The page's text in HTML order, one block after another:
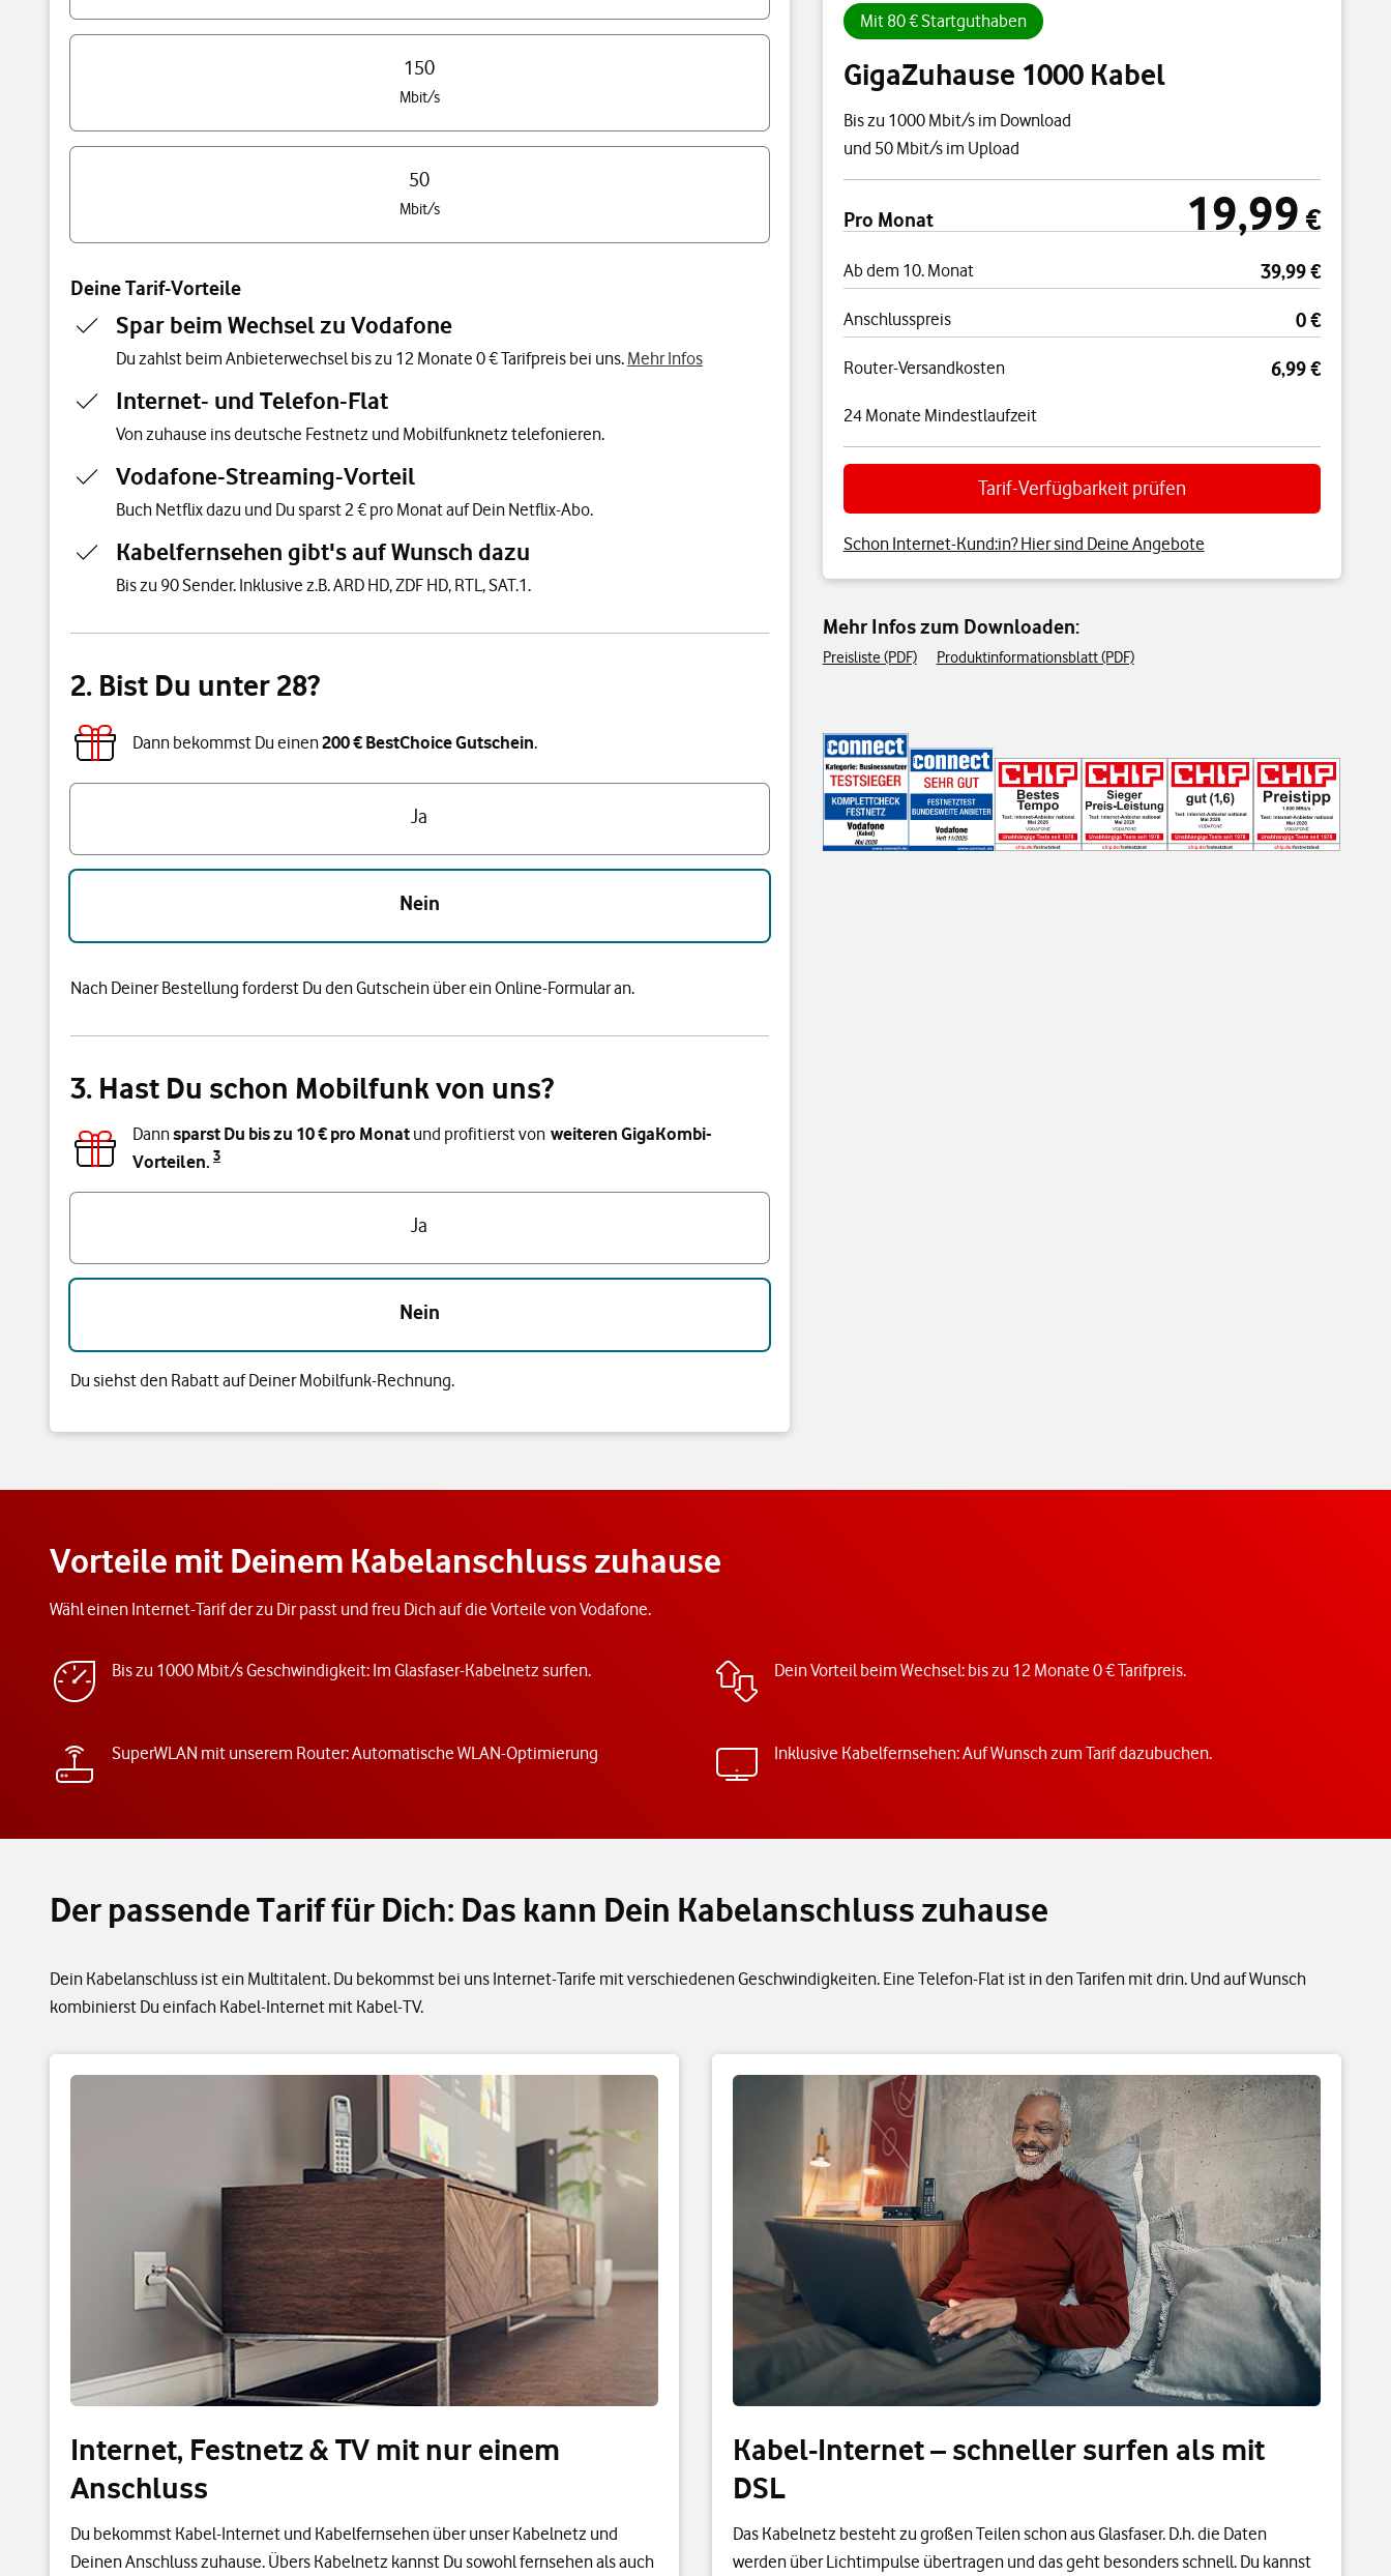
150
Mbit/s
50
Mbit/s
Deine Tarif-Vorteile
Spar beim Wechsel zu Vodafone
Du zahlst beim Anbieterwechsel bis zu 12 Monate 0 € Tarifpreis bei uns. Mehr Infos
Internet- und Telefon-Flat
Von zuhause ins deutsche Festnetz und Mobilfunknetz telefonieren.
Vodafone-Streaming-Vorteil
Buch Netflix dazu und Du sparst 2 € pro Monat auf Dein Netflix-Abo.
Kabelfernsehen gibt's auf Wunsch dazu
Bis zu 90 Sender. Inklusive z.B. ARD HD, ZDF HD, RTL, SAT.1.
2. Bist Du unter 28?
Dann bekommst Du einen200 € BestChoice Gutschein.
Ja
Nein
Nach Deiner Bestellung forderst Du den Gutschein über ein Online-Formular an.
3. Hast Du schon Mobilfunk von uns?
Dannsparst Du bis zu 10€ pro Monat und profitierst von weiteren GigaKombi-
Vorteilen. 3
Ja
Nein
Du siehst den Rabatt auf Deiner Mobilfunk-Rechnung.
Mit 80 € Startguthaben
GigaZuhause 1000 Kabel
Bis zu 1000 Mbit/s im Download
und 50 Mbit/s im Upload
Preisübersicht
Pro Monat 19,99 €
19,99 €
Ab dem 10. Monat 39,99 €
Anschlusspreis 0 €
Router-Versandkosten 6,99 €
24 Monate Mindestlaufzeit
Tarif-Verfügbarkeit prüfen
Schon Internet-Kund:in? Hier sind Deine Angebote
Mehr Infos zum Downloaden:
Preisliste (PDF) Produktinformationsblatt (PDF)
Vorteile mit Deinem Kabelanschluss zuhause
Wähl einen Internet-Tarif der zu Dir passt und freu Dich auf die Vorteile von Vodafone.
Bis zu 1000 Mbit/s Geschwindigkeit: Im Glasfaser-Kabelnetz surfen. Dein Vorteil beim Wechsel: bis zu 12 Monate 0 € Tarifpreis.
SuperWLAN mit unserem Router: Automatische WLAN-Optimierung Inklusive Kabelfernsehen: Auf Wunsch zum Tarif dazubuchen.
Der passende Tarif für Dich: Das kann Dein Kabelanschluss zuhause
Dein Kabelanschluss ist ein Multitalent. Du bekommst bei uns Internet-Tarife mit verschiedenen Geschwindigkeiten. Eine Telefon-Flat ist in den Tarifen mit drin. Und auf Wunsch
kombinierst Du einfach Kabel-Internet mit Kabel-TV.
Internet, Festnetz & TV mit nur einem
Anschluss
Du bekommst Kabel-Internet und Kabelfernsehen über unser Kabelnetz und
Deinen Anschluss zuhause. Übers Kabelnetz kannst Du sowohl fernsehen als auch
Kabel-Internet – schneller surfen als mit
DSL
Das Kabelnetz besteht zu großen Teilen schon aus Glasfaser. D.h. die Daten
werden über Lichtimpulse übertragen und das geht besonders schnell. Du kannst